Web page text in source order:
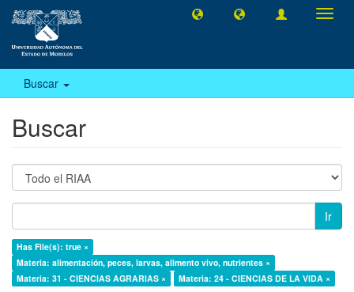
Buscar
Buscar
Ir
Has File(s): true ×
Materia: alimentación, peces, larvas, alimento vivo, nutrientes ×
Materia: 31 - CIENCIAS AGRARIAS ×
Materia: 24 - CIENCIAS DE LA VIDA ×